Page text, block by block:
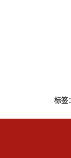
标签：